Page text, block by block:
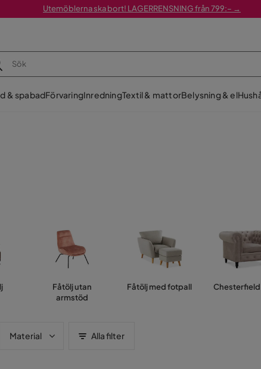
Utemöblerna ska bort! LAGERRENSNING från 799:– →
& spabadFörvaringInredningTextil & mattorBelysning & el
Fåtölj utan
armstöd
Fåtölj med fotpall
Material Alla filter